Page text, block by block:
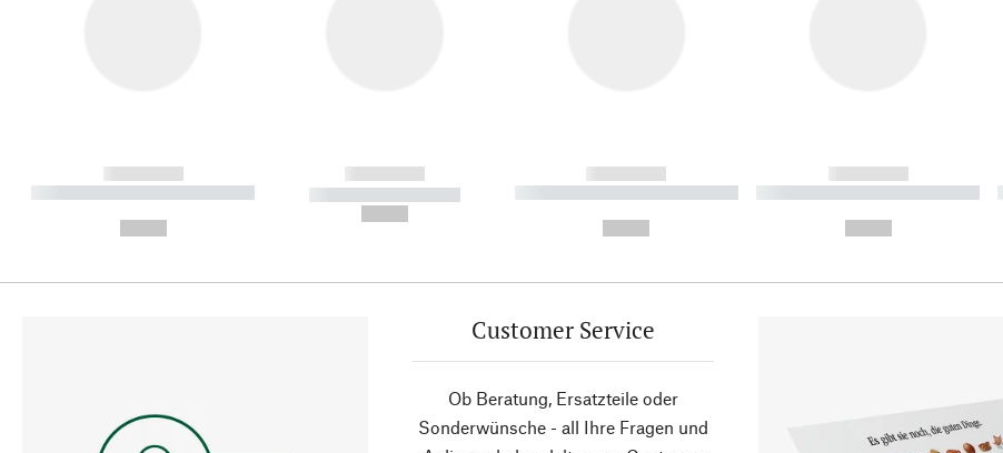
------------
----------- ----------- ----------
------------
----------- -----------
------------
----------- ----------- ----------
------------
----------- ----------- ----------
Customer Service
Ob Beratung, Ersatzteile oder
Sonderwünsche - all Ihre Fragen und